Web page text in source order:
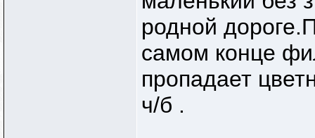
родной
самом конце
пропадает
ч/б .